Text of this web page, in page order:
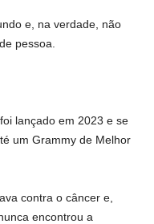
e, na verdade, não
pessoa.
lançado em 2023 e se
um Grammy de Melhor
contra o câncer e,
encontrou a